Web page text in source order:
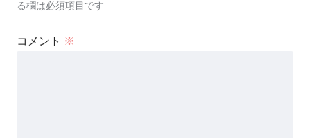
る欄は必須項目です
コメント ※